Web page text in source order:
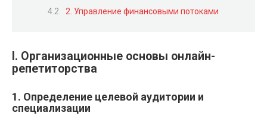
2. Управление финансовыми потоками
I. Организационные основы онлайн-
репетиторства
1. Определение целевой аудитории и
специализации